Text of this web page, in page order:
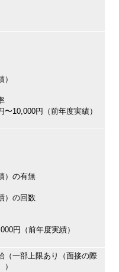
〜10,000円（前年度実績）
）の有無
）の回数
円（前年度実績）
（一部上限あり（面接の際